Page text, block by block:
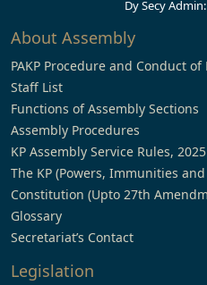
Dy Secy
About Assembly
PAKP Procedure and Conduct
Staff List
Functions of Assembly Sections
Assembly Procedures
KP Assembly Service Rules, 2025
The KP (Powers, Immunities
Constitution (Upto 27th
Glossary
Secretariat’s Contact
Legislation